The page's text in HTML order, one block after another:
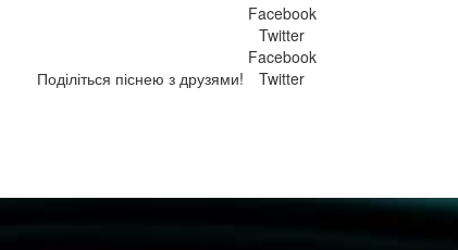
Поділіться піснею з друзями!
Facebook
Twitter
Facebook
Twitter